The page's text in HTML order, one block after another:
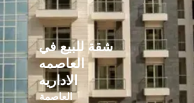
شقة للبيع في
العاصمه
الاداريه
العاصمة